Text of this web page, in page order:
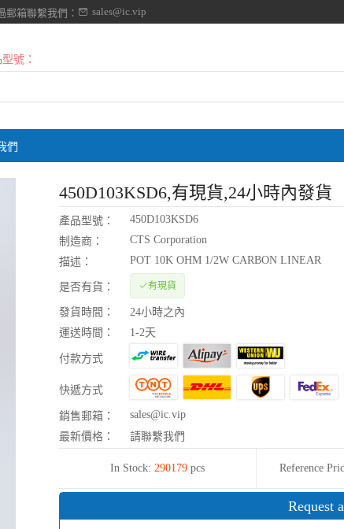
郵箱聯繫我們： sales@ic.vip
號：
們
450D103KSD6,有現貨,24小時內發貨
產品型號：
450D103KSD6
制造商：
CTS Corporation
描述：
POT 10K OHM 1/2W CARBON LINEAR
是否有貨： 有現貨
發貨時間：
24小時之內
運送時間：
1-2天
付款方式
快遞方式
銷售郵箱：
sales@ic.vip
最新價格：
請聯繫我們
In Stock: 290179 pcs Reference
Request